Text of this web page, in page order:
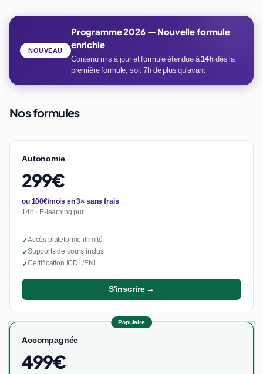
Programme 2026 — Nouvelle formule
enrichie
Contenu mis à jour et formule étendue à14hdès la
première formule, soit 7h de plus qu'avant
NOUVEAU
Nos formules
Autonomie
299€
ou 100€/mois en 3× sans frais
14h · E-learning pur
✓Accès plateforme illimité
✓Supports de cours inclus
✓Certification ICDL/ENI
S'inscrire →
Populaire
Accompagnée
499€